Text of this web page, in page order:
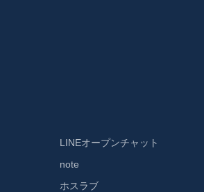
LINEオープンチャット
note
ホスラブ